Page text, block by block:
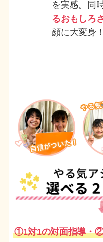
を実感。同
るおもしろさ
顔に大変身！
①1対1の対面指導・